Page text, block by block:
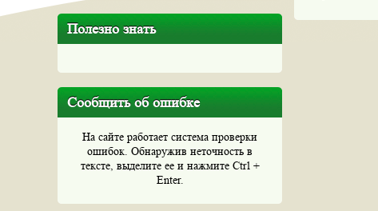
Полезно знать
Сообщить об ошибке
На сайте работает система проверки
ошибок. Обнаружив неточность в
тексте, выделите ее и нажмите Ctrl +
Enter.